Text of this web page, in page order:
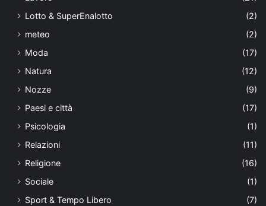
Lotto & SuperEnalotto
(2)
meteo
(2)
Moda
(17)
Natura
(12)
Nozze
(9)
Paesi e città
(17)
Psicologia
(1)
Relazioni
(11)
Religione
(16)
Sociale
(1)
Sport & Tempo Libero
(7)